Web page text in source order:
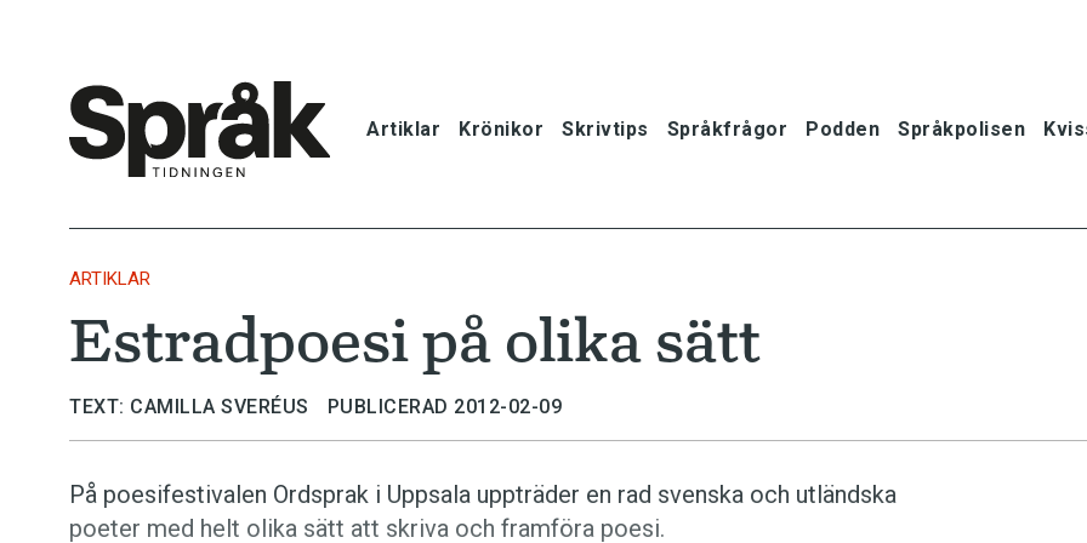
Artiklar Krönikor Skrivtips Språkfrågor Podden Språkpolisen
Krönikor
Språkfrågor
Bokrecensioner
ARTIKLAR
Estradpoesi på olika sätt
TEXT: CAMILLA SVERÉUS PUBLICERAD 2012-02-09
På poesifestivalen Ordsprak i Uppsala uppträder en rad svenska och utländska
poeter med helt olika sätt att skriva och framföra poesi.